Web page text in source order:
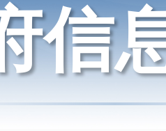
信